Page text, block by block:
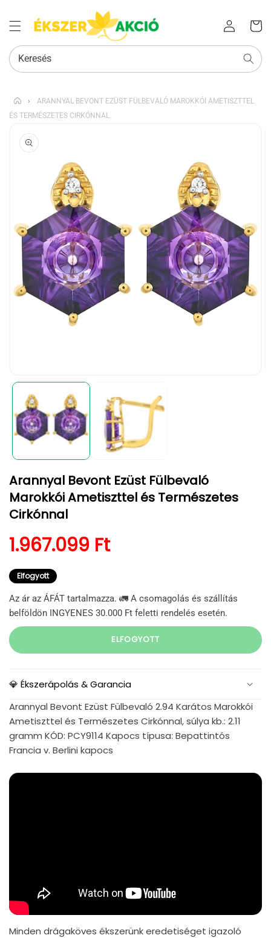
Bejelentkezés
kosara
Keresés
›
ARANNYAL BEVONT EZÜST FÜLBEVALÓ MAROKKÓI AMETISZTTEL
ÉS TERMÉSZETES CIRKÓNNAL
UGRÁS A
TERMÉKADATOKRA
médiafájl
megnyitása
modális
párbeszédpanelen
Arannyal Bevont Ezüst Fülbevaló
Marokkói Ametiszttel és Természetes
Cirkónnal
Normál ár
1.967.099 Ft
Elfogyott
Az ár az ÁFÁT tartalmazza. 🚛 A csomagolás és szállítás
belföldön INGYENES 30.000 Ft feletti rendelés esetén.
ELFOGYOTT
💎 Ékszerápolás & Garancia
Arannyal Bevont Ezüst Fülbevaló 2.94 Karátos Marokkói
Ametiszttel és Természetes Cirkónnal, súlya kb.: 2.11
gramm KÓD: PCY9114 Kapocs típusa: Bepattintós
Francia v. Berlini kapocs
Minden drágaköves ékszerünk eredetiséget igazoló